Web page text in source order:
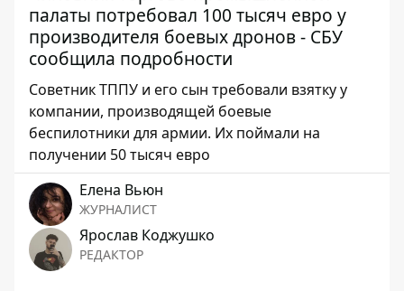
палаты потребовал 100 тысяч евро у
производителя боевых дронов - СБУ
сообщила подробности
Советник ТППУ и ​​его сын требовали взятку у
компании, производящей боевые
беспилотники для армии. Их поймали на
получении 50 тысяч евро
Елена Вьюн
ЖУРНАЛИСТ
Ярослав Коджушко
РЕДАКТОР